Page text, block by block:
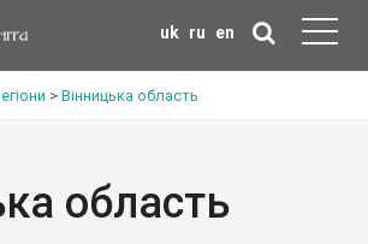
uk ru en
> Вінницька область
область